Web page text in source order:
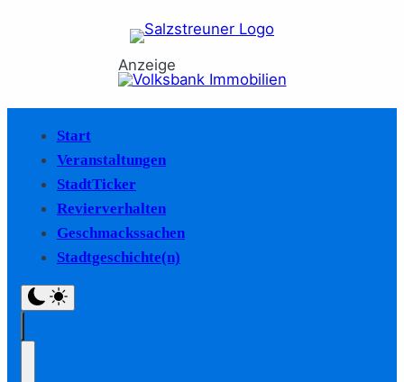
Anzeige
Start
Veranstaltungen
StadtTicker
Revierverhalten
Geschmackssachen
Stadtgeschichte(n)